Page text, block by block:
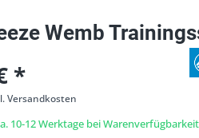
Wemb
*
Versandkosten
10-12 Werktage bei